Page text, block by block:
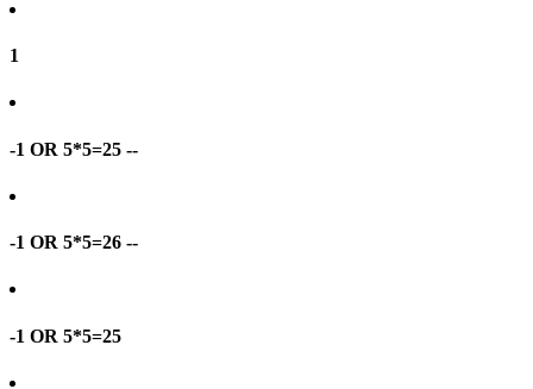
1
-1 OR 5*5=25 --
-1 OR 5*5=26 --
-1 OR 5*5=25